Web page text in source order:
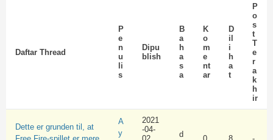
Daftar Thread
P
e
n
u
li
s
Dipu
blish
B
a
h
a
s
a
K
o
m
e
nt
ar
D
il
i
h
a
t
P
o
s
t
T
e
r
a
k
h
ir
Dette er grunden til, at
A
y
2021
-04-
d